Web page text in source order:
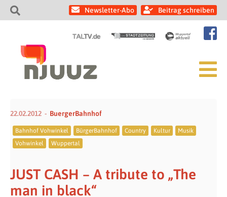
Newsletter-Abo Beitrag schreiben
22.02.2012 BuergerBahnhof
Bahnhof Vohwinkel BürgerBahnhof Country Kultur
Musik
Vohwinkel
Wuppertal
JUST CASH – A tribute to „The
man in black“